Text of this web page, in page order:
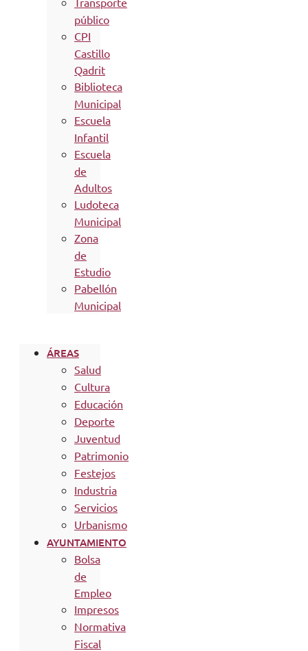
público
CPI
Castillo
Qadrit
Biblioteca
Municipal
Escuela
Infantil
Escuela
de
Adultos
Ludoteca
Municipal
Zona
de
Estudio
Pabellón
Municipal
ÁREAS
Salud
Cultura
Educación
Deporte
Juventud
Patrimonio
Festejos
Industria
Servicios
Urbanismo
AYUNTAMIENTO
Bolsa
de
Empleo
Impresos
Normativa
Fiscal